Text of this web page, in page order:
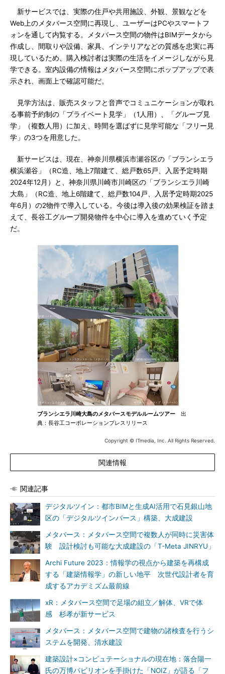
新サービスでは、実際の住戸や共用施設、外観、景観などを
Web上のメタバース空間に再現し、ユーザーはPCやスマートフ
ォンを通して内覧する。メタバース空間の物件はBIMデータから
作成し、間取りや設備、家具、インテリアなどの質感を忠実に再
現しているため、購入検討者は実際の生活をイメージしながら見
学できる。室内設備の情報はメタバース空間にポップアップで表
示され、画面上で確認可能だ。
見学方法は、販売スタッフと音声でコミュニケーションが取れ
る事前予約制の「プライベート見学」（1人用）、「グループ見
学」（複数人用）に加え、時間を選ばずに見学可能な「フリー見
学」の3つを用意した。
新サービスは、現在、神奈川県横浜市瀬谷区の「ブランシエラ
横浜瀬谷」（RC造、地上7階建て、総戸数65戸、入居予定時期
2024年12月）と、神奈川県川崎市川崎区の「ブランシエラ川崎
大島」（RC造、地上6階建て、総戸数104戸、入居予定時期2025
年6月）の2物件で導入している。今後は導入後の効果検証を踏ま
えて、長谷工グループ開発物件を中心に導入を進めていく予定
だ。
ブランシエラ川崎大島のメタバースモデルルームツアー 出
典：長谷工コーポレーションプレスリリース
Copyright © ITmedia, Inc. All Rights Reserved.
関連情報
関連記事
デジタルツイン：都市BIMと生成AI活用で石見銀山地
区の「デジタルツインバース」構築、大成建設
メタバース：メタバース空間で複数人が同時に災害体
験 設計検討も可能な大成建設の「T-Meta JINRYU」
Archi Future 2023：情報学の視点から建築を再構成
する「建築情報学」の新しい地平 次世代設計者を育
成するアカデミズム最前線
xR：メタバース空間で足場の組立／解体、VRで体
感 杉孝が新サービス
メタバース：メタバース空間で建物の諸検査を行うシ
ステムを開発、清水建設
建築設計×コンピュテーショナルの現在地：落合陽一
氏の万博パビリオンを手掛けた「NOIZ」が語る「フ